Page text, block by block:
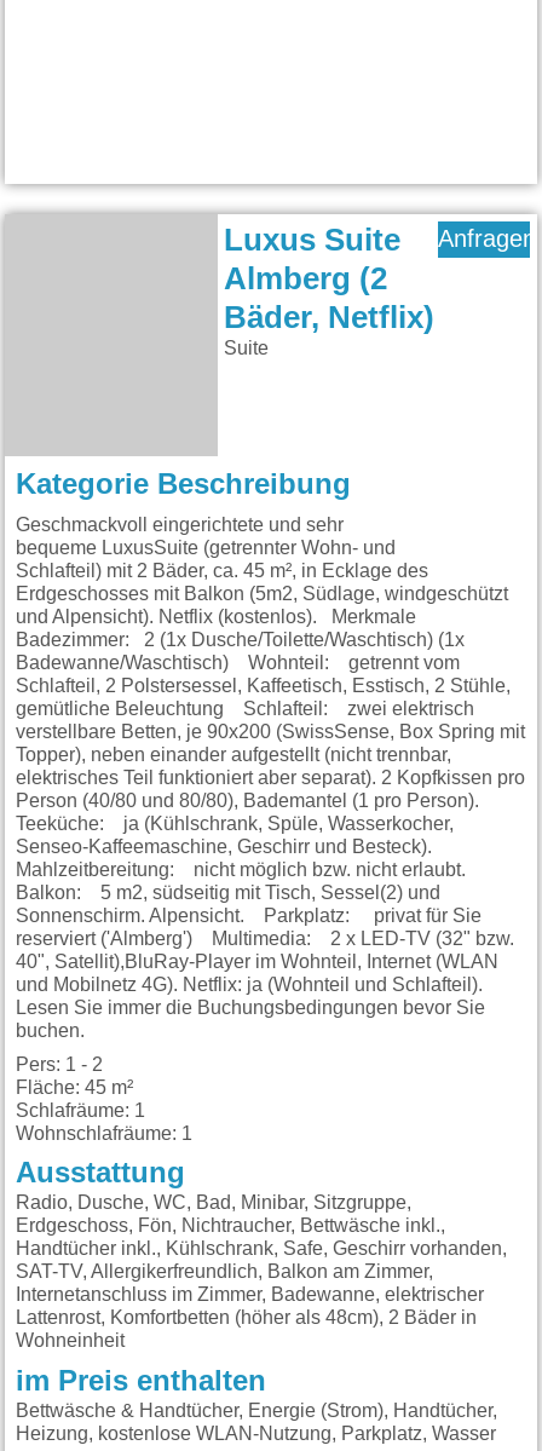
Luxus Suite
Almberg (2
Bäder, Netflix)
Suite
Anfragen
Kategorie Beschreibung
Geschmackvoll eingerichtete und sehr
bequeme LuxusSuite (getrennter Wohn- und
Schlafteil) mit 2 Bäder, ca. 45 m², in Ecklage des
Erdgeschosses mit Balkon (5m2, Südlage, windgeschützt
und Alpensicht). Netflix (kostenlos). Merkmale
Badezimmer: 2 (1x Dusche/Toilette/Waschtisch) (1x
Badewanne/Waschtisch) Wohnteil: getrennt vom
Schlafteil, 2 Polstersessel, Kaffeetisch, Esstisch, 2 Stühle,
gemütliche Beleuchtung Schlafteil: zwei elektrisch
verstellbare Betten, je 90x200 (SwissSense, Box Spring mit
Topper), neben einander aufgestellt (nicht trennbar,
elektrisches Teil funktioniert aber separat). 2 Kopfkissen pro
Person (40/80 und 80/80), Bademantel (1 pro Person).
Teeküche: ja (Kühlschrank, Spüle, Wasserkocher,
Senseo-Kaffeemaschine, Geschirr und Besteck).
Mahlzeitbereitung: nicht möglich bzw. nicht erlaubt.
Balkon: 5 m2, südseitig mit Tisch, Sessel(2) und
Sonnenschirm. Alpensicht. Parkplatz: privat für Sie
reserviert ('Almberg') Multimedia: 2 x LED-TV (32" bzw.
40", Satellit),BluRay-Player im Wohnteil, Internet (WLAN
und Mobilnetz 4G). Netflix: ja (Wohnteil und Schlafteil).
Lesen Sie immer die Buchungsbedingungen bevor Sie
buchen.
Pers: 1 - 2
Fläche: 45 m²
Schlafräume: 1
Wohnschlafräume: 1
Ausstattung
Radio, Dusche, WC, Bad, Minibar, Sitzgruppe,
Erdgeschoss, Fön, Nichtraucher, Bettwäsche inkl.,
Handtücher inkl., Kühlschrank, Safe, Geschirr vorhanden,
SAT-TV, Allergikerfreundlich, Balkon am Zimmer,
Internetanschluss im Zimmer, Badewanne, elektrischer
Lattenrost, Komfortbetten (höher als 48cm), 2 Bäder in
Wohneinheit
im Preis enthalten
Bettwäsche & Handtücher, Energie (Strom), Handtücher,
Heizung, kostenlose WLAN-Nutzung, Parkplatz, Wasser